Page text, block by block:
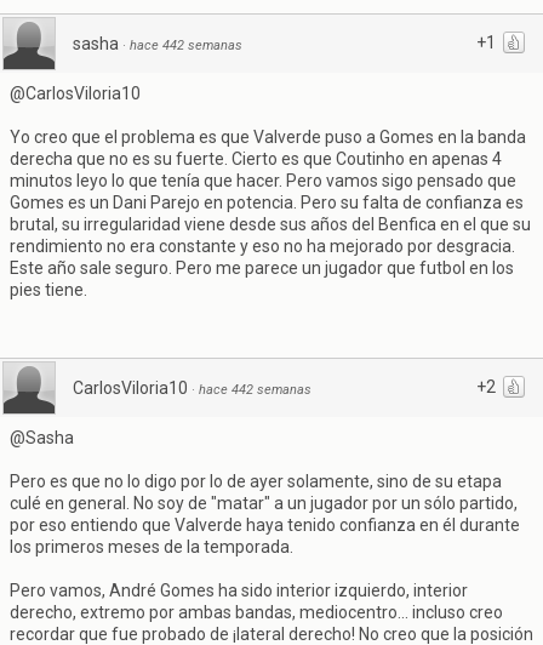
+1
sasha · hace 442 semanas
@CarlosViloria10
Yo creo que el problema es que Valverde puso a Gomes en la banda
derecha que no es su fuerte. Cierto es que Coutinho en apenas 4
minutos leyo lo que tenía que hacer. Pero vamos sigo pensado que
Gomes es un Dani Parejo en potencia. Pero su falta de confianza es
brutal, su irregularidad viene desde sus años del Benfica en el que su
rendimiento no era constante y eso no ha mejorado por desgracia.
Este año sale seguro. Pero me parece un jugador que futbol en los
pies tiene.
+2
CarlosViloria10 · hace 442 semanas
@Sasha
Pero es que no lo digo por lo de ayer solamente, sino de su etapa
culé en general. No soy de "matar" a un jugador por un sólo partido,
por eso entiendo que Valverde haya tenido confianza en él durante
los primeros meses de la temporada.
Pero vamos, André Gomes ha sido interior izquierdo, interior
derecho, extremo por ambas bandas, mediocentro... incluso creo
recordar que fue probado de ¡lateral derecho! No creo que la posición